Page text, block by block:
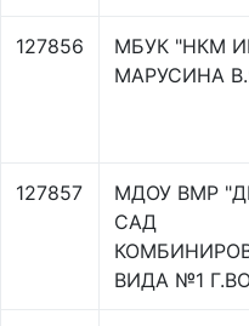
127856
МБУК "НКМ
МАРУСИНА
127857
МДОУ ВМР
САД
ВИДА №1